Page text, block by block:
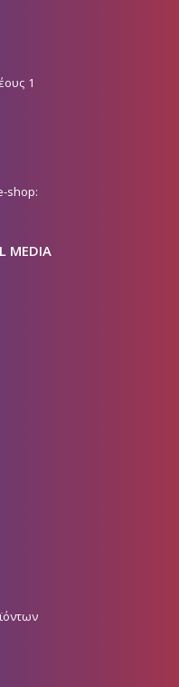
1
shop:
MEDIA